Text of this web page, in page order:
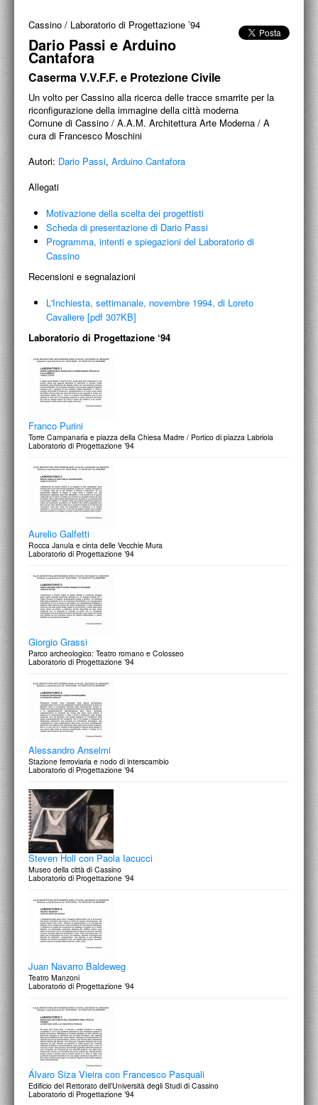
ARTISTI
DUETTI / DUELLI
LABORATORI DI PROGETTAZIONE
PROGETTI D'OPERA
PROGETTO T.E.S.I.
Cassino / Laboratorio di Progettazione ’94
Dario Passi e Arduino
Cantafora
Caserma V.V.F.F. e Protezione Civile
Un volto per Cassino alla ricerca delle tracce smarrite per la
riconfigurazione della immagine della città moderna
Comune di Cassino / A.A.M. Architettura Arte Moderna / A
cura di Francesco Moschini
Autori: Dario Passi, Arduino Cantafora
Allegati
Motivazione della scelta dei progettisti
Scheda di presentazione di Dario Passi
Programma, intenti e spiegazioni del Laboratorio di
Cassino
Recensioni e segnalazioni
L'Inchiesta, settimanale, novembre 1994, di Loreto
Cavaliere [pdf 307KB]
Laboratorio di Progettazione ‘94
Franco Purini
Torre Campanaria e piazza della Chiesa Madre / Portico di piazza Labriola
Laboratorio di Progettazione ’94
Aurelio Galfetti
Rocca Janula e cinta delle Vecchie Mura
Laboratorio di Progettazione ’94
Giorgio Grassi
Parco archeologico: Teatro romano e Colosseo
Laboratorio di Progettazione ’94
Alessandro Anselmi
Stazione ferroviaria e nodo di interscambio
Laboratorio di Progettazione ’94
Steven Holl con Paola Iacucci
Museo della città di Cassino
Laboratorio di Progettazione ’94
Juan Navarro Baldeweg
Teatro Manzoni
Laboratorio di Progettazione ’94
Álvaro Siza Vieira con Francesco Pasquali
Edificio del Rettorato dell’Università degli Studi di Cassino
Laboratorio di Progettazione ’94